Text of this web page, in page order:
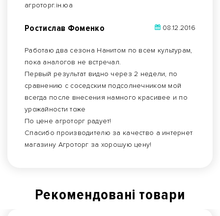
агроторг.ін.юа
Ростислав Фоменко 08.12.2016
Работаю два сезона Нанитом по всем культурам,
пока аналогов не встречал.
Первый результат видно через 2 недели, по
сравнению с соседским подсолнечником мой
всегда после внесения намного красивее и по
урожайности тоже
По цене агроторг радует!
Спасибо производителю за качество а интернет
магазину Агроторг за хорошую цену!
Рекомендованi товари